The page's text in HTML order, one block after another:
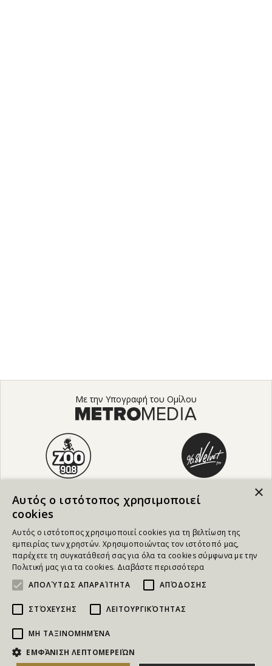
Με την Υπογραφή του Ομίλου
NEWSLETTER
×
Αυτός ο ιστότοπος χρησιμοποιεί
cookies
Αυτός ο ιστότοπος χρησιμοποιεί cookies για τη βελτίωση της
εμπειρίας των χρηστών. Χρησιμοποιώντας τον ιστότοπό μας,
παρέχετε τη συγκατάθεσή σας για όλα τα cookies σύμφωνα με την
Πολιτική μας για τα cookies. Διαβάστε περισσότερα
ΑΠΟΛΎΤΩΣ ΑΠΑΡΑΊΤΗΤΑ
ΑΠΌΔΟΣΗΣ
ΣΤΌΧΕΥΣΗΣ ΛΕΙΤΟΥΡΓΙΚΌΤΗΤΑΣ
ΜΗ ΤΑΞΙΝΟΜΗΜΈΝΑ
ΕΜΦΆΝΙΣΗ ΛΕΠΤΟΜΕΡΕΙΏΝ